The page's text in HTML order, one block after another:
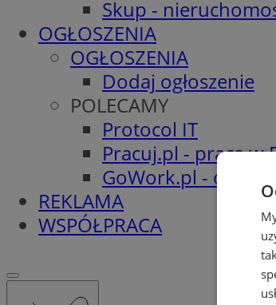
Skup -
OGŁOSZENIA
OGŁOSZENIA
Dodaj ogłoszenie
POLECAMY
Protocol IT
Pracuj.pl - praca w
GoWork.pl - oferty
REKLAMA
WSPÓŁPRACA